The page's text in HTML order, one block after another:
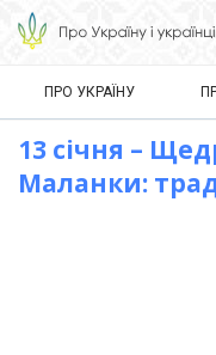
ПРО УКРАЇНУ
13 січня –
Маланки: